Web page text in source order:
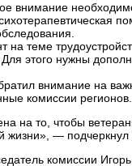
внимание
на теме
Для этого нужны
внимание на
комиссии регионов.
на то, чтобы
жизни», —
комиссии